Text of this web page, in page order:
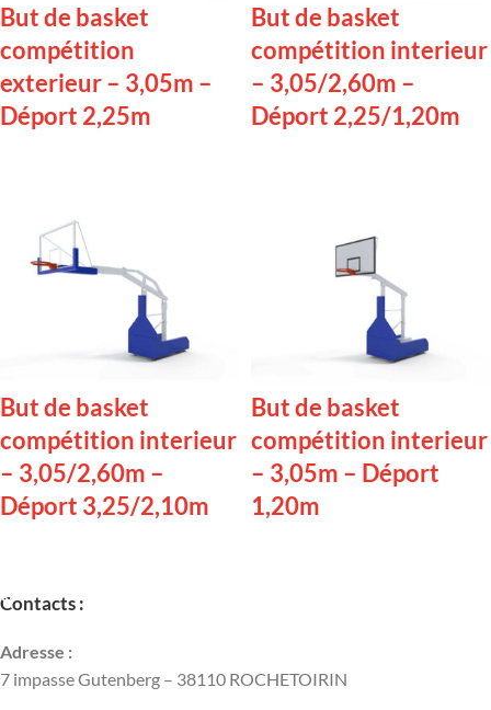
But de basket
compétition
exterieur – 3,05m –
Déport 2,25m
But de basket
compétition interieur
– 3,05/2,60m –
Déport 2,25/1,20m
But de basket
compétition interieur
– 3,05/2,60m –
Déport 3,25/2,10m
But de basket
compétition interieur
– 3,05m – Déport
1,20m
Contacts :
Adresse :
7 impasse Gutenberg – 38110 ROCHETOIRIN